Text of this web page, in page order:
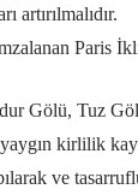
artırılmalıdır.
Paris
Gölü, Tuz
kirlilik
ve